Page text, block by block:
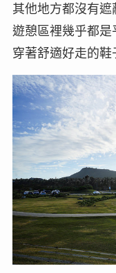
其他地方都沒有遮
遊憩區裡幾乎都是
穿著舒適好走的鞋